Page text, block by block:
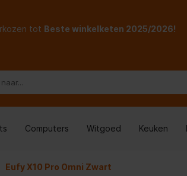
tot Beste winkelketen 2025/2026!
Computers Witgoed Keuken
Eufy X10 Pro Omni Zwart